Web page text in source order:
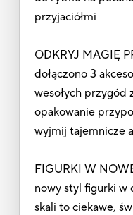
przyjaciółmi
ODKRYJ MAGIĘ
dołączono 3
wesołych przygód
opakowanie
wyjmij tajemnicze
FIGURKI W
nowy styl figurki
skali to ciekawe,